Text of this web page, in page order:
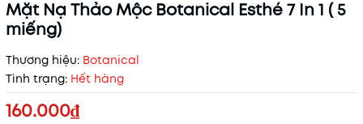
Mặt Nạ Thảo Mộc Botanical Esthé 7 In 1 ( 5
miếng)
Thương hiệu: Botanical
Tình trạng: Hết hàng
160.000₫